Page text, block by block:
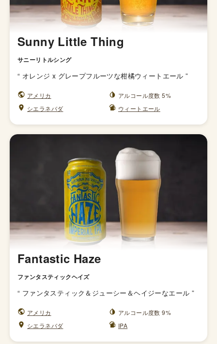
Sunny Little Thing
サニーリトルシング
“ オレンジ x グレープフルーツな柑橘ウィートエール ”
アメリカ
アルコール度数 5%
シエラネバダ
ウィートエール
Fantastic Haze
ファンタスティックヘイズ
“ ファンタスティック＆ジューシー＆ヘイジーなエール ”
アメリカ
アルコール度数 9%
シエラネバダ
IPA